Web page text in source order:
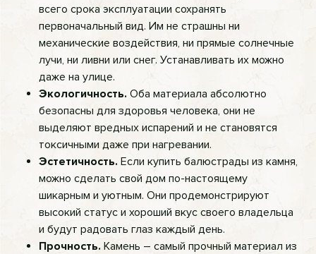
всего срока эксплуатации сохранять
первоначальный вид. Им не страшны ни
механические воздействия, ни прямые солнечные
лучи, ни ливни или снег. Устанавливать их можно
даже на улице.
Экологичность. Оба материала абсолютно
безопасны для здоровья человека, они не
выделяют вредных испарений и не становятся
токсичными даже при нагревании.
Эстетичность. Если купить балюстрады из камня,
можно сделать свой дом по-настоящему
шикарным и уютным. Они продемонстрируют
высокий статус и хороший вкус своего владельца
и будут радовать глаз каждый день.
Прочность. Камень – самый прочный материал из